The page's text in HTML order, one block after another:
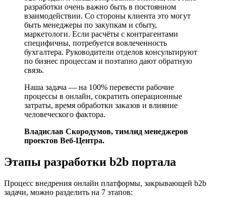
разработки очень важно быть в постоянном
взаимодействии. Со стороны клиента это могут
быть менеджеры по закупкам и сбыту,
маркетологи. Если расчёты с контрагентами
специфичны, потребуется вовлеченность
бухгалтера. Руководители отделов консультируют
по бизнес процессам и поэтапно дают обратную
связь.
Наша задача — на 100% перевести рабочие
процессы в онлайн, сократить операционные
затраты, время обработки заказов и влияние
человеческого фактора.
Владислав Скородумов, тимлид менеджеров
проектов Веб-Центра.
Этапы разработки b2b портала
Процесс внедрения онлайн платформы, закрывающей b2b
задачи, можно разделить на 7 этапов: